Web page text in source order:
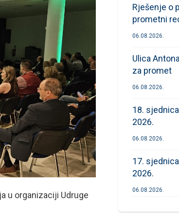
u organizaciji Udruge
Rješenje o
prometni
06.08.2026.
Ulica
za promet
06.08.2026.
18.
2026.
06.08.2026.
17.
2026.
06.08.2026.